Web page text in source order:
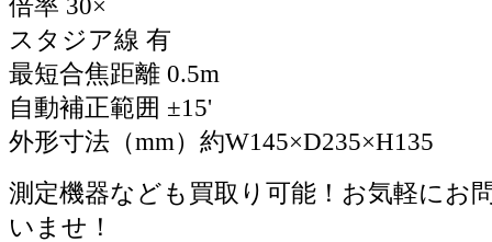
倍率 30×
スタジア線 有
最短合焦距離 0.5m
自動補正範囲 ±15'
外形寸法（mm）約W145×D235×H135
測定機器なども買取り可能！お気軽にお
いませ！